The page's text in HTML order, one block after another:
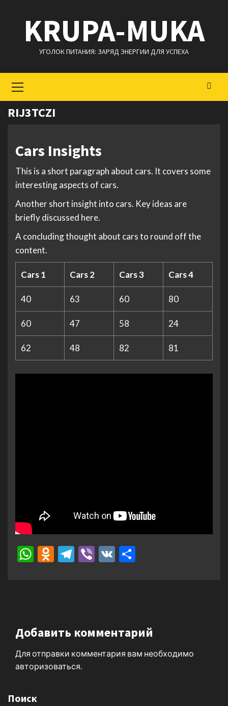
содержимому
KRUPA-MUKA
УГОЛОК ПИТАНИЯ: ЗАРЯД ЭНЕРГИИ ДЛЯ УСПЕХА
меню
RIJ3TCZI
Cars Insights
This is a short paragraph about cars. It covers some
interesting aspects of cars.
Another short insight into cars. Key ideas are
briefly discussed here.
A concluding thought about cars to round off the
content.
Cars 1 Cars 2 Cars 3 Cars 4
40 63 60 80
60 47 58 24
62 48 82 81
WhatsApp
Odnoklassniki
Telegram
Viber
VK
Добавить комментарий
Для отправки комментария вам необходимо
авторизоваться
Поиск